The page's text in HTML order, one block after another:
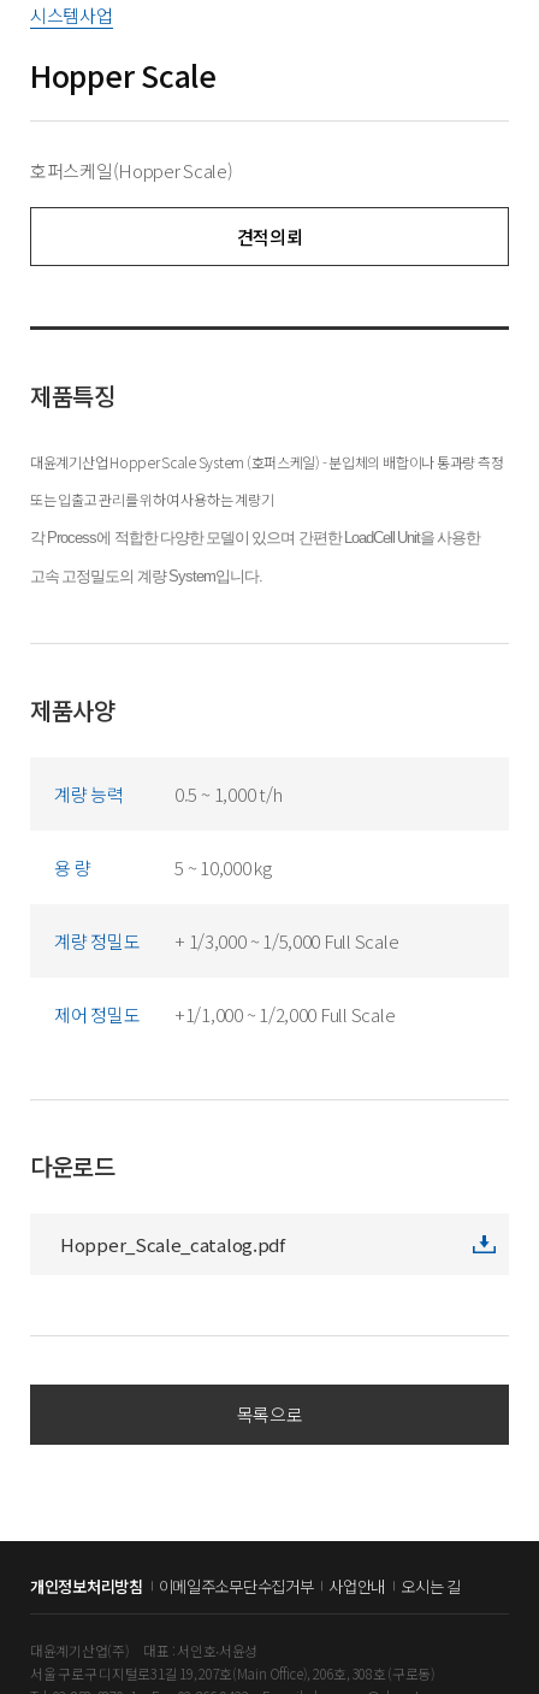
시스템사업
Hopper Scale
호퍼스케일(Hopper Scale)
견적의뢰
제품특징
대윤계기산업 Hopper Scale System (호퍼스케일) - 분입체의 배합이나 통과량 측정
또는 입출고 관리를 위하여 사용하는 계량기
각 Process에 적합한 다양한 모델이 있으며 간편한 LoadCell Unit을 사용한
고속 고정밀도의 계량 System입니다.
제품사양
계량 능력 0.5 ~ 1,000 t/h
용 량 5 ~ 10,000 kg
계량 정밀도 + 1/3,000 ~ 1/5,000 Full Scale
제어 정밀도 +1/1,000 ~ 1/2,000 Full Scale
다운로드
Hopper_Scale_catalog.pdf
목록으로
개인정보처리방침 이메일주소무단수집거부 사업안내 오시는 길
대윤계기산업(주)
대표 : 서인호∙서윤성
서울 구로구 디지털로31길 19, 207호(Main Office), 206호, 308호 (구로동)